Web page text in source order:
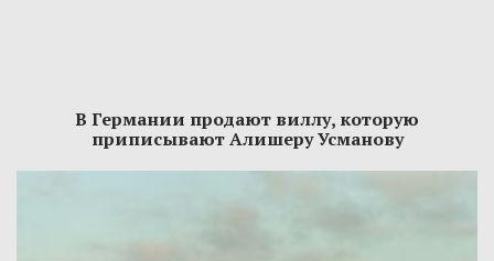
В Германии продают виллу, которую
приписывают Алишеру Усманову